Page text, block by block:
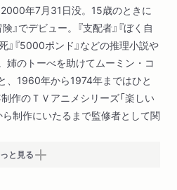
年7月31日没。15歳のときに
』でデビュー。『支配者』『ぼく自
』『5000ポンド』などの推理小説や
姉のトーべを助けてムーミン・コ
、1960年から1974年まではひと
作のＴＶアニメシリーズ「楽しい
制作にいたるまで監修者として関
と見る